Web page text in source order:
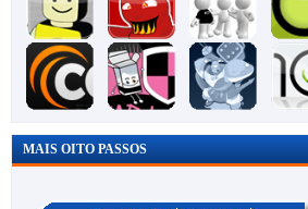
MAIS OITO PASSOS